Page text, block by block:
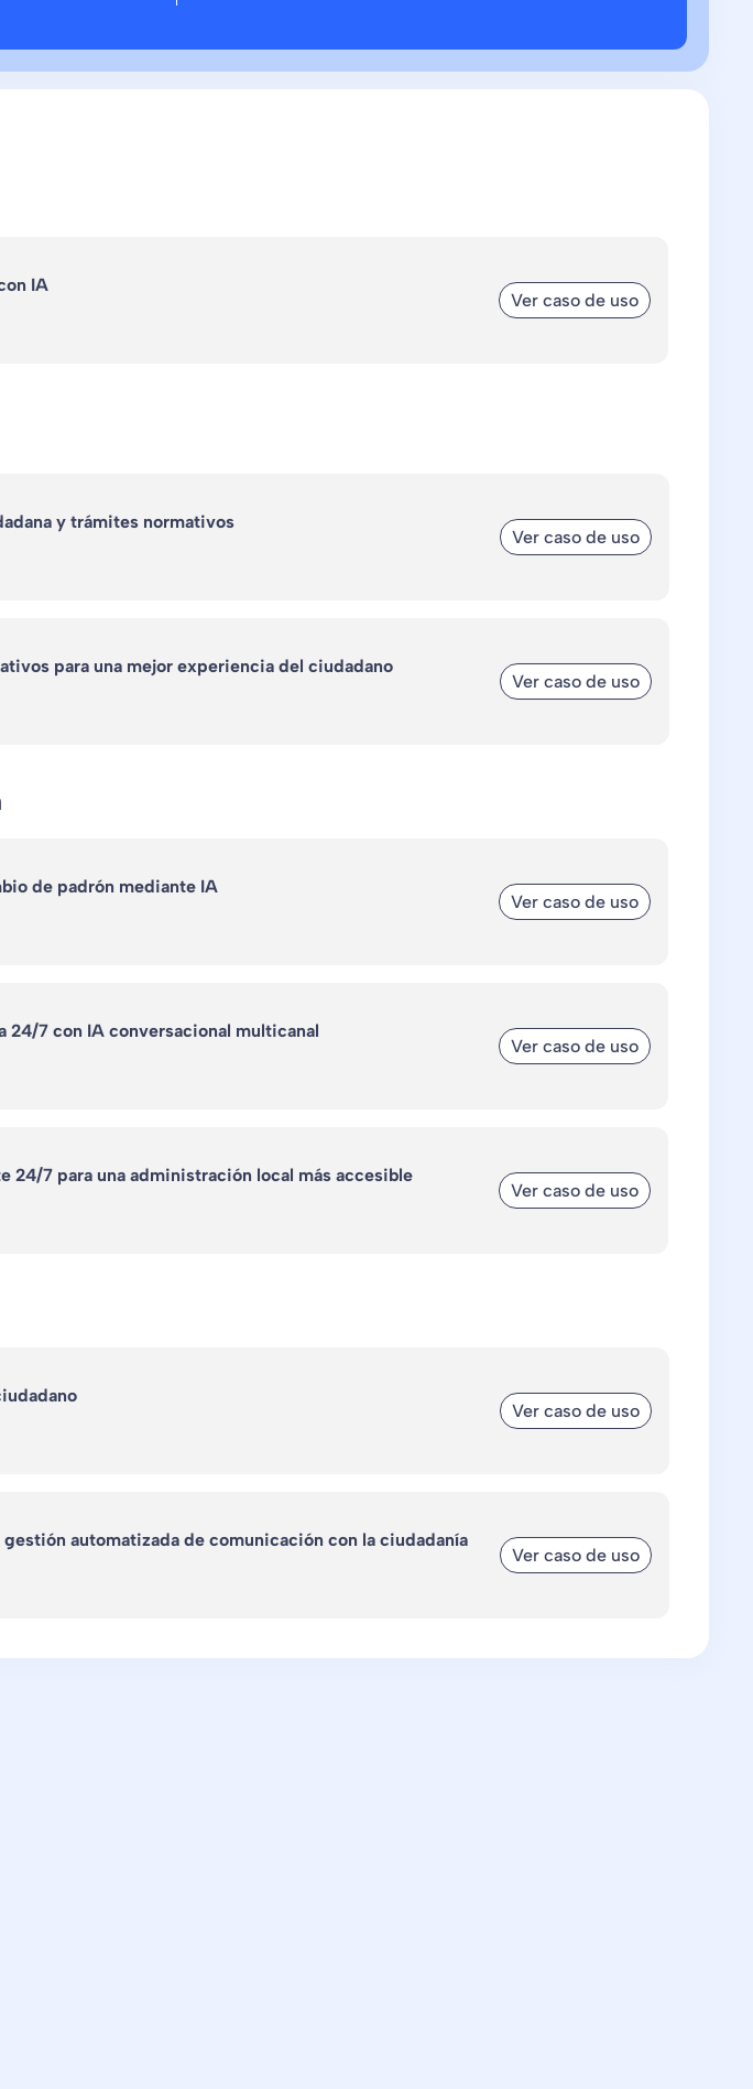
IA
Ver caso de uso
y trámites normativos
Ver caso de uso
para una mejor experiencia del ciudadano
Ver caso de uso
de padrón mediante IA
Ver caso de uso
7 con IA conversacional multicanal
Ver caso de uso
7 para una administración local más accesible
Ver caso de uso
Ver caso de uso
automatizada de comunicación con la ciudadanía
Ver caso de uso